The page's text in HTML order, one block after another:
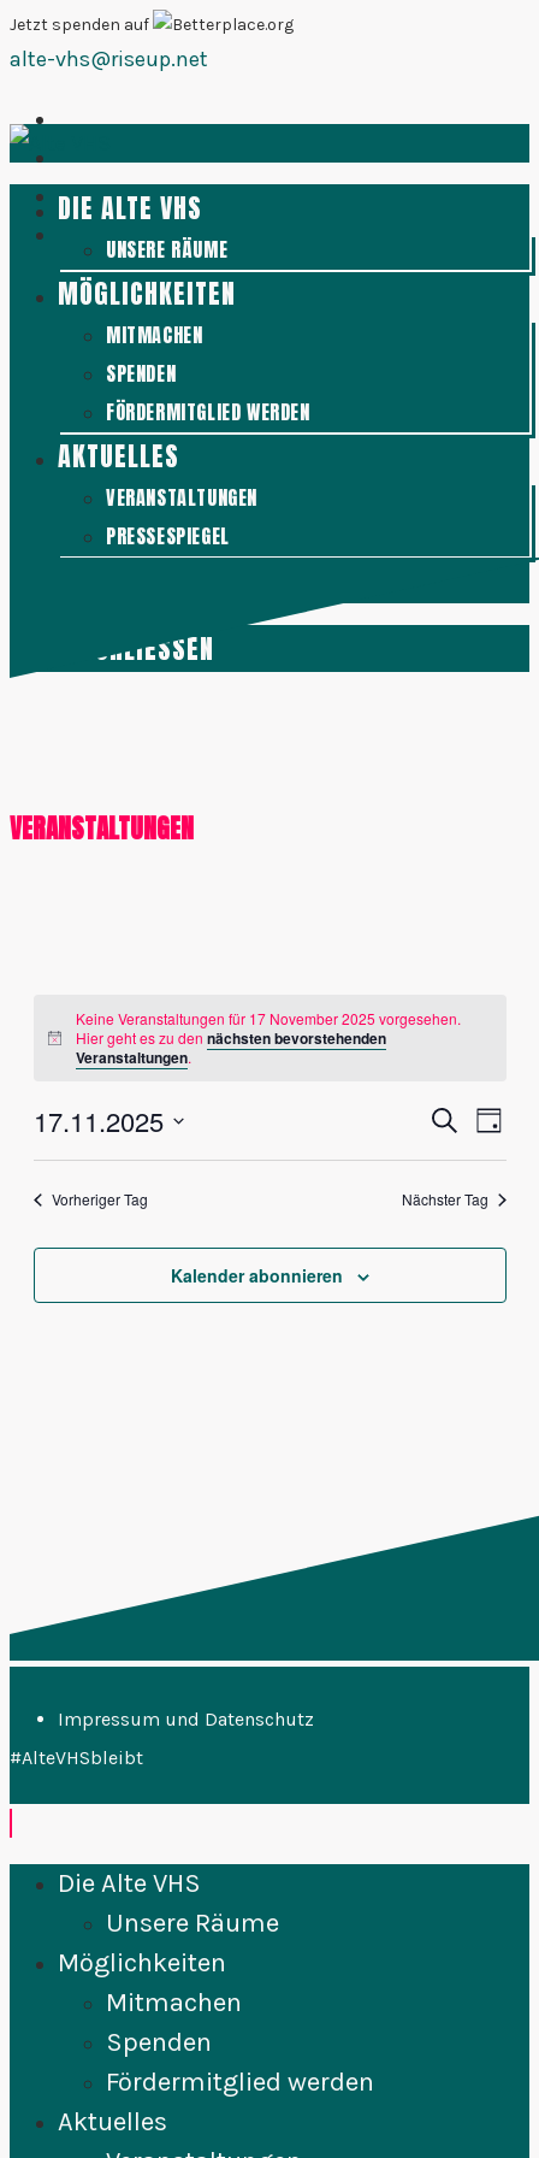
Zum
Inhalt
Jetzt spenden auf
alte-vhs@riseup.net
DIE ALTE VHS
UNSERE RÄUME
MÖGLICHKEITEN
MITMACHEN
SPENDEN
FÖRDERMITGLIED WERDEN
AKTUELLES
VERANSTALTUNGEN
PRESSESPIEGEL
SCHLIESSEN
VERANSTALTUNGEN
Keine Veranstaltungen für 17 November 2025 vorgesehen.
Hier geht es zu den nächsten bevorstehenden
Veranstaltungen.
Suche
und
Ansichten,
Navigation
Suche
Tag
17.11.2025
Datum
wählen.
Vorheriger Tag Nächster Tag
Kalender abonnieren
Impressum und Datenschutz
#AlteVHSbleibt
Die Alte VHS
Unsere Räume
Möglichkeiten
Mitmachen
Spenden
Fördermitglied werden
Aktuelles